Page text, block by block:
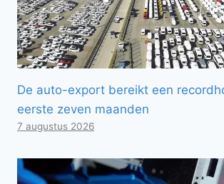
De auto-export bereikt een
eerste zeven maanden
7 augustus 2026